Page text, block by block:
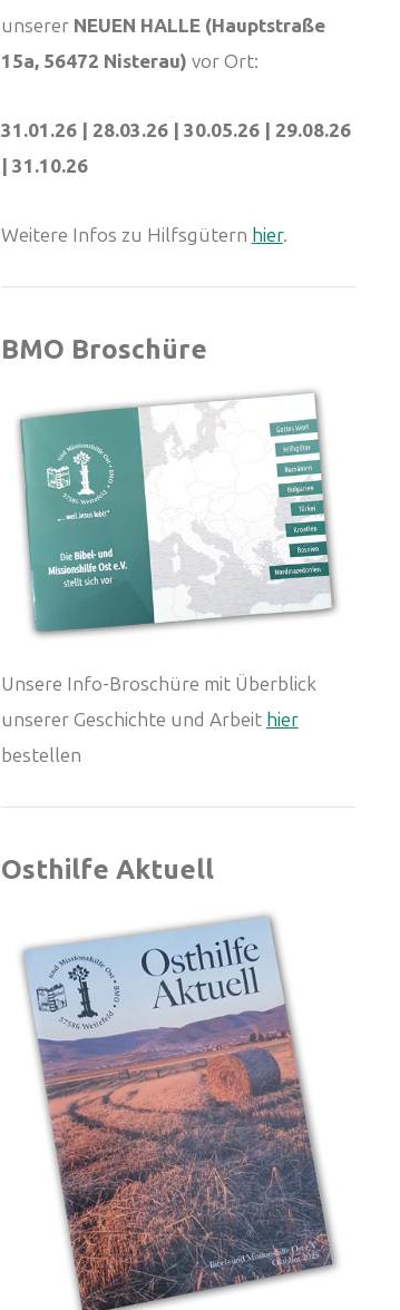
unserer NEUEN HALLE (Hauptstraße
15a, 56472 Nisterau) vor Ort:
31.01.26 | 28.03.26 | 30.05.26 | 29.08.26
| 31.10.26
Weitere Infos zu Hilfsgütern hier.
BMO Broschüre
Unsere Info-Broschüre mit Überblick
unserer Geschichte und Arbeit hier
bestellen
Osthilfe Aktuell